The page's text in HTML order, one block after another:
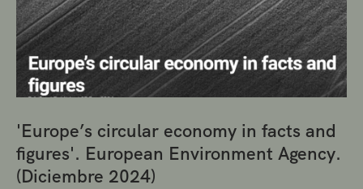
'Europe’s circular economy in facts and
figures'. European Environment Agency.
(Diciembre 2024)